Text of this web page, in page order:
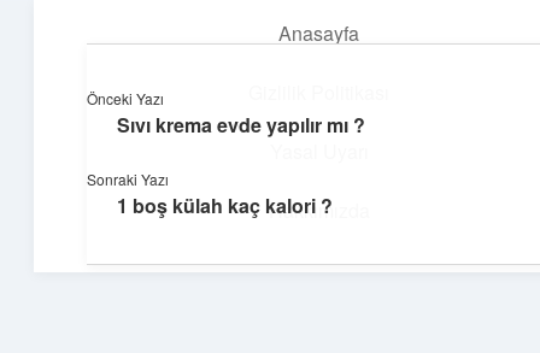
Anasayfa
Hakkımızda
Neşeli Fikir Köşesi
Hayatına neşe katan kısa hikayeler!
Önceki Yazı
Sıvı krema evde yapılır mı ?
Sonraki Yazı
1 boş külah kaç kalori ?